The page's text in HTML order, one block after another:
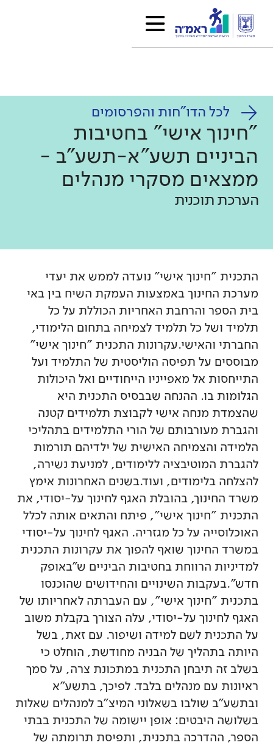
לכל הדו"חות והפרסומים
"חינוך אישי" בחטיבות
הביניים תשע"א-תשע"ב -
ממצאים מסקרי מנהלים
הערכת תוכנית
התכנית "חינוך אישי" נועדה לממש את יעדי
מערכת החינוך באמצעות העמקת השיח בין באי
בית הספר והרחבת האחריות הכוללת על כל
תלמיד ושל כל תלמיד לצמיחה בתחום הלימודי,
החברתי והאישי.עקרונות התכנית "חינוך אישי"
מבוססים על תפיסה הוליסטית של התלמיד ועל
התייחסות אל מאפייניו הייחודיים ואל היכולות
הגלומות בו. ההנחה שבבסיס התכנית היא
שהצמדת מנחה אישי לקבוצת תלמידים קטנה
והגברת מעורבותם של הורי התלמידים בתהליכי
הלמידה והצמיחה האישית של ילדיהם תורמות
להגברת המוטיבציה ללימודים, למניעת נשירה,
להצלחה בלימודים, ועוד.בשנים האחרונות אימץ
משרד החינוך, בהובלת האגף לחינוך על-יסודי, את
התכנית "חינוך אישי", פיתח והתאים אותה לכלל
האוכלוסייה על כל מגזריה. האגף לחינוך על-יסודי
במשרד החינוך שואף להפוך את עקרונות התכנית
למדיניות הרווחת בחטיבות הביניים ש"באופק
חדש".בעקבות השינויים והחידושים שהוכנסו
בתכנית "חינוך אישי", עם העברתה לאחריותו של
האגף לחינוך על-יסודי, עלה הצורך בקבלת משוב
על התכנית לשם למידה ושיפור. עם זאת, בשל
היותה בתהליך של הבניה מחודשת, הוחלט כי
בשלב זה תיבחן התכנית במתכונת צרה, על סמך
ראיונות עם מנהלים בלבד. לפיכך, בתשע"א
ובתשע"ב שולבו בשאלוני המיצ"ב למנהלים שאלות
בשלושה היבטים: אופן יישומה של התכנית בבתי
הספר, ההדרכה בתכנית, ותפיסת תרומתה של